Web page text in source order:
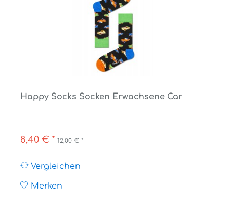
Happy Socks Socken Erwachsene Car
8,40 € * 12,00 € *
Vergleichen
Merken